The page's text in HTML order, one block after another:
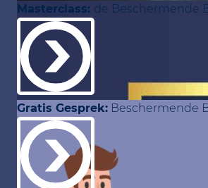
Masterclass: de Beschermende
Gratis Gesprek: Beschermende